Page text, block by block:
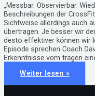
„Messbar. Observierbar.
Beschreibungen der
Sichtweise allerdings auch
übertragen. Je besser wir
desto effektiver können wir
Episode sprechen Coach
Erkenntnisse vom tragen
E51
//
MEIN
Weiter lesen »